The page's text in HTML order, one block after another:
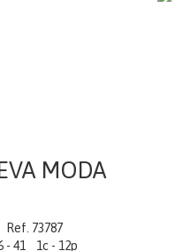
MODA
Ref. 73787
- 41 1c - 12p